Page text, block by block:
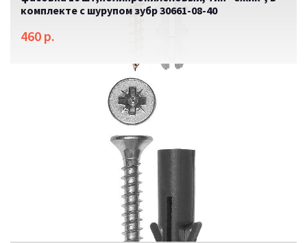
комплекте с шурупом зубр 30661-08-40
460 р.